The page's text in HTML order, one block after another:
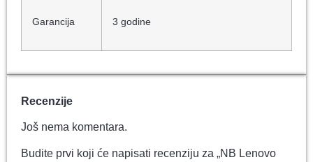
Garancija 3 godine
Recenzije
Još nema komentara.
Budite prvi koji će napisati recenziju za „NB Lenovo